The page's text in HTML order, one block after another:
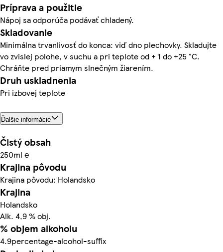
Príprava a použitie
Nápoj sa odporúča podávať chladený.
Skladovanie
Minimálna trvanlivosť do konca: viď dno plechovky. Skladujte
vo zvislej polohe, v suchu a pri teplote od + 1 do +25 °C.
Chráňte pred priamym slnečným žiarením.
Druh uskladnenia
Pri izbovej teplote
Ďalšie informácie
Čistý obsah
250ml ℮
Krajina pôvodu
Krajina pôvodu: Holandsko
Krajina
Holandsko
Alk. 4,9 % obj.
% objem alkoholu
4.9percentage-alcohol-suffix